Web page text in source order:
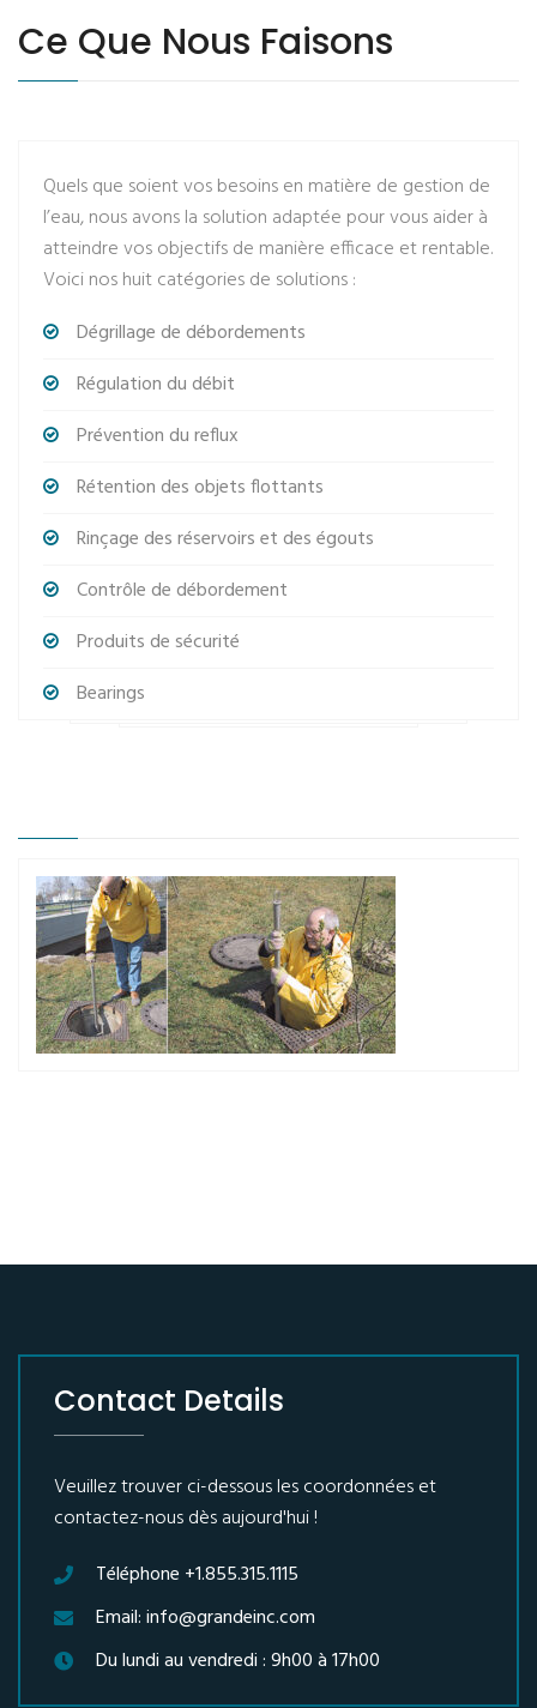
Ce Que Nous Faisons
Quels que soient vos besoins en matière de gestion de
l’eau, nous avons la solution adaptée pour vous aider à
atteindre vos objectifs de manière efficace et rentable.
Voici nos huit catégories de solutions :
Dégrillage de débordements
Régulation du débit
Prévention du reflux
Rétention des objets flottants
Rinçage des réservoirs et des égouts
Contrôle de débordement
Produits de sécurité
Bearings
Contact Details
Veuillez trouver ci-dessous les coordonnées et
contactez-nous dès aujourd'hui !
Téléphone +1.855.315.1115
Email: info@grandeinc.com
Du lundi au vendredi : 9h00 à 17h00